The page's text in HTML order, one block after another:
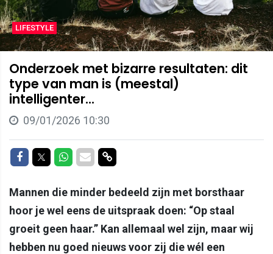
LIFESTYLE
Onderzoek met bizarre resultaten: dit
type van man is (meestal)
intelligenter...
09/01/2026 10:30
Delen op Facebook
Delen op Twitter
Delen op Whatsapp
Delen via Mail
Delen via link
Mannen die minder bedeeld zijn met borsthaar
hoor je wel eens de uitspraak doen: “Op staal
groeit geen haar.” Kan allemaal wel zijn, maar wij
hebben nu goed nieuws voor zij die wél een